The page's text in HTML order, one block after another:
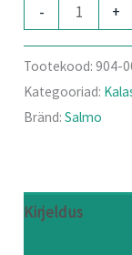
-
+
Tootekood:904-
Kategooriad:
Bränd:Salmo
Kirjeldus